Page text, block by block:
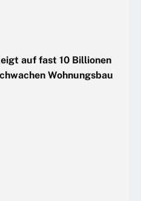
auf fast 10 Billionen
Wohnungsbau